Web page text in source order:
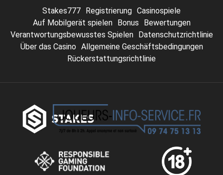
Stakes777 Registrierung Casinospiele
Auf Mobilgerät spielen
Bonus
Bewertungen
Verantwortungsbewusstes Spielen
Datenschutzrichtlinie
Über das Casino Allgemeine Geschäftsbedingungen
Rückerstattungsrichtlinie